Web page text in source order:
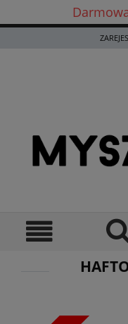
Darmowa